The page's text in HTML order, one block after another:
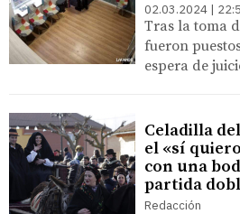
02.03.2024 |
Tras la toma
fueron
espera de
Celadilla
el «sí
con una
partida
Redacción